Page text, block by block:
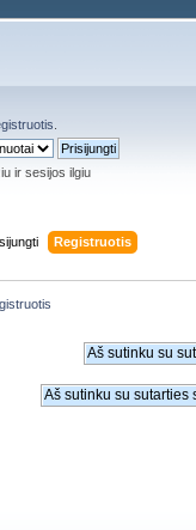
ir sesijos ilgiu
Registruotis